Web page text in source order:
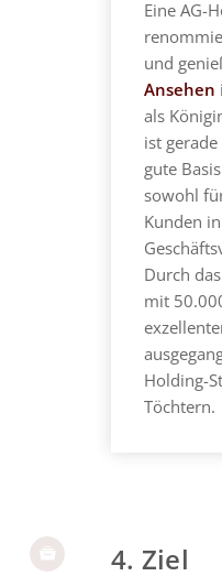
Eine AG-
und
Ansehen
als
ist
gute
sowohl
Kunden
Durch
mit
Holding-
Töchtern.
4. Ziel